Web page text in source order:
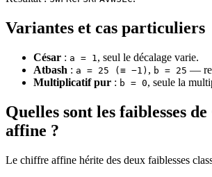
Variantes et cas particuliers
César : a = 1, seul le décalage varie.
Atbash : a = 25 (≡ −1) , b = 25 —
Multiplicatif pur : b = 0, seule la
Quelles sont les faiblesses
affine ?
Le chiffre affine hérite des deux faiblesses